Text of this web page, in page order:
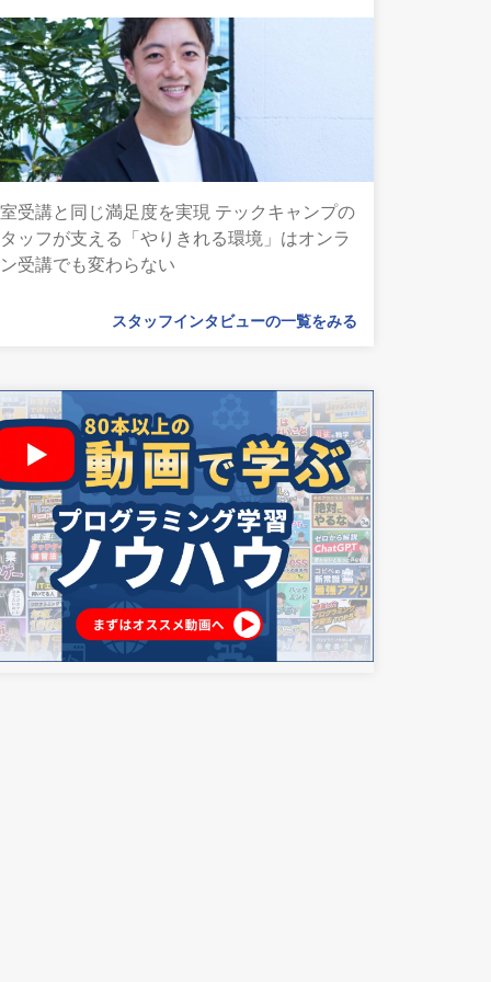
受講と同じ満足度を実現 テックキャンプの
ッフが支える「やりきれる環境」はオンラ
受講でも変わらない
スタッフインタビューの一覧をみる